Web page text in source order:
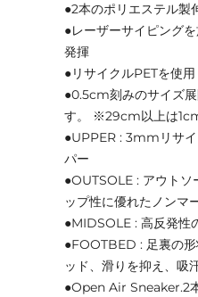
●2本のポリエステル製
●レーザーサイピング
発揮
●リサイクルPETを使用
●0.5cm刻みのサイズ
す。 ※29cm以上は
●UPPER : 3mmリサイ
パー
●OUTSOLE : アウトソ
ップ性に優れたノンマ
●MIDSOLE : 高反発性
●FOOTBED : 足裏の
ッド、滑りを抑え、吸
●Open Air Sneaker.2